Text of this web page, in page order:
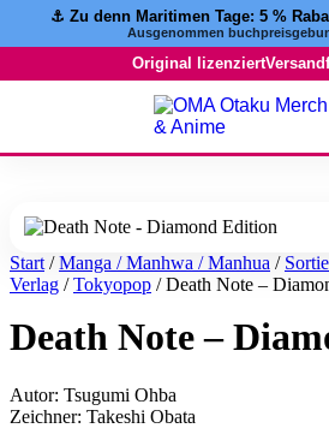
⚓️ Zu denn Maritimen Tage: 5 %
Ausgenommen
Original lizenziert
Start /Manga / Manhwa / Manhua /
Verlag /Tokyopop / Death Note –
Death Note –
Autor: Tsugumi Ohba
Zeichner: Takeshi Obata